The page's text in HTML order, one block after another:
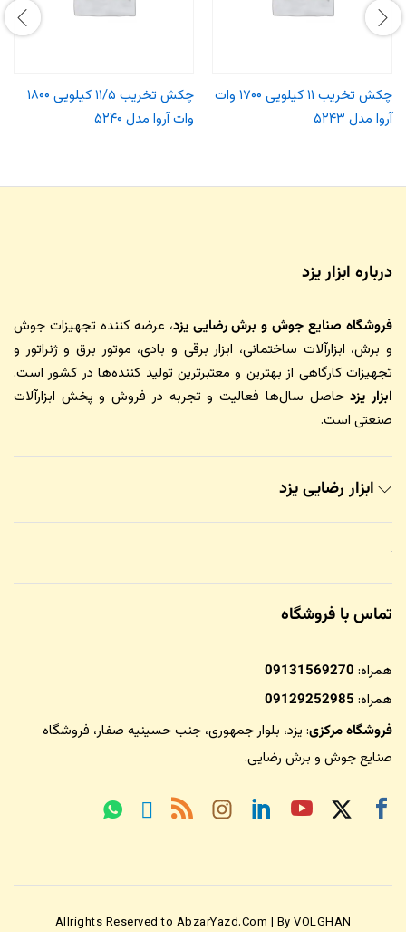
چکش تخریب ۱۱ کیلویی ۱۷۰۰ وات
آروا مدل ۵۲۴۳
چکش تخریب ۱۱/۵ کیلویی ۱۸۰۰
وات آروا مدل ۵۲۴۰
درباره ابزار یزد
فروشگاه صنایع جوش و برش رضایی یزد، عرضه کننده تجهیزات جوش
و برش، ابزارآلات ساختمانی، ابزار برقی و بادی، موتور برق و ژنراتور و
تجهیزات کارگاهی از بهترین و معتبرترین تولید کننده‌ها در کشور است.
ابزار یزدحاصل سال‌ها فعالیت و تجربه در فروش و پخش ابزارآلات
صنعتی است.
ابزار رضایی یزد
تماس با فروشگاه
همراه: 09131569270
همراه: 09129252985
فروشگاه مرکزی: یزد، بلوار جمهوری، جنب حسینیه صفار، فروشگاه
صنایع جوش و برش رضایی.
Allrights Reserved to AbzarYazd.Com | By VOLGHAN